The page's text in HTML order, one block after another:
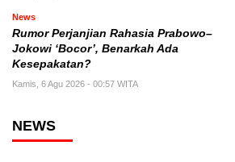
News
Rumor Perjanjian Rahasia Prabowo–
Jokowi ‘Bocor’, Benarkah Ada
Kesepakatan?
Kamis, 6 Agu 2026 - 00:57 WITA
NEWS